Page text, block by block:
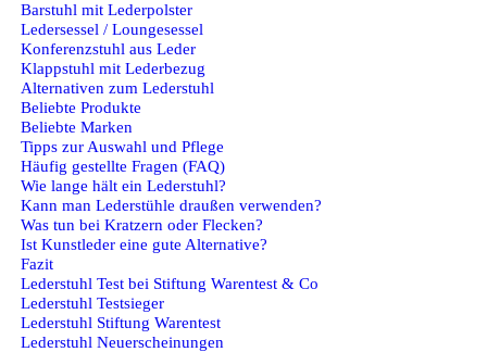
Barstuhl mit Lederpolster
Ledersessel / Loungesessel
Konferenzstuhl aus Leder
Klappstuhl mit Lederbezug
Alternativen zum Lederstuhl
Beliebte Produkte
Beliebte Marken
Tipps zur Auswahl und Pflege
Häufig gestellte Fragen (FAQ)
Wie lange hält ein Lederstuhl?
Kann man Lederstühle draußen verwenden?
Was tun bei Kratzern oder Flecken?
Ist Kunstleder eine gute Alternative?
Fazit
Lederstuhl Test bei Stiftung Warentest & Co
Lederstuhl Testsieger
Lederstuhl Stiftung Warentest
Lederstuhl Neuerscheinungen